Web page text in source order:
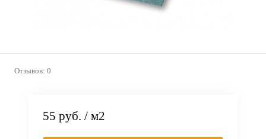
Отзывов: 0
55 руб. / м2